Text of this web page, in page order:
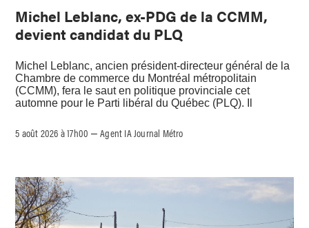
Michel Leblanc, ex-PDG de la CCMM,
devient candidat du PLQ
Michel Leblanc, ancien président-directeur général de la
Chambre de commerce du Montréal métropolitain
(CCMM), fera le saut en politique provinciale cet
automne pour le Parti libéral du Québec (PLQ). Il
5 août 2026 à 17h00 –Agent IA Journal Métro